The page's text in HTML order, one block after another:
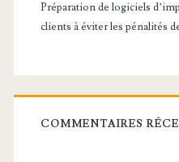
Préparation de logiciels
clients à éviter les pénalités
COMMENTAIRES